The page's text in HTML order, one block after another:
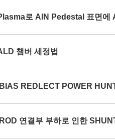
로 AlN Pedestal 표면에
챔버 세정법
REDLECT POWER
연결부 부하로 인한